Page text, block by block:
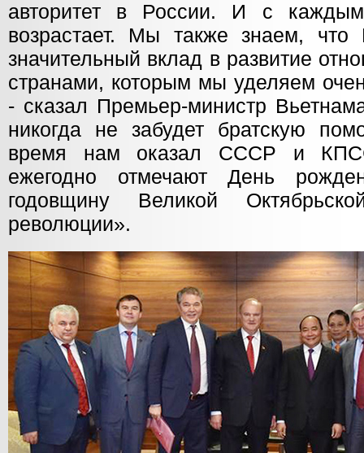
авторитет в России. И с
возрастает. Мы также знаем,
значительный вклад в развитие
странами, которым мы уделяем
- сказал Премьер-министр
никогда не забудет братскую
время нам оказал СССР и
ежегодно отмечают День
годовщину Великой
революции».